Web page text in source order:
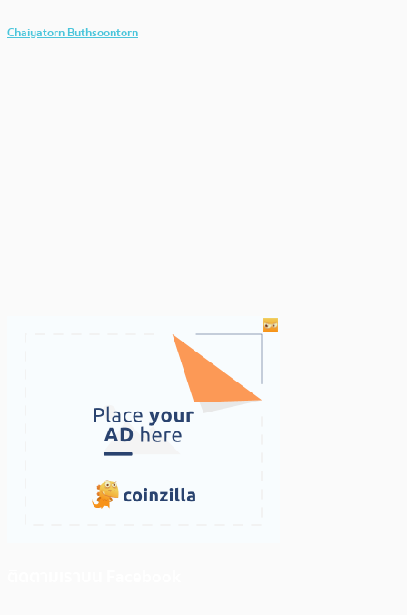
Chaiyatorn Buthsoontorn